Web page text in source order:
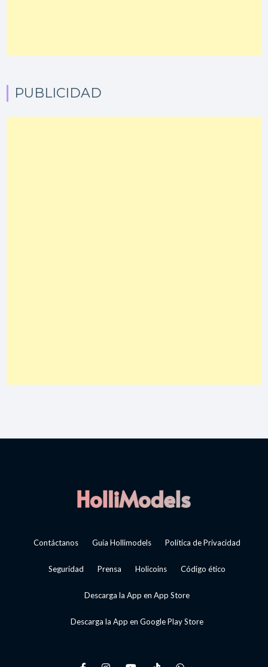
PUBLICIDAD
Contáctanos Guía Hollimodels Política de Privacidad
Seguridad Prensa Holicoins Código ético
Descarga la App en App Store
Descarga la App en Google Play Store